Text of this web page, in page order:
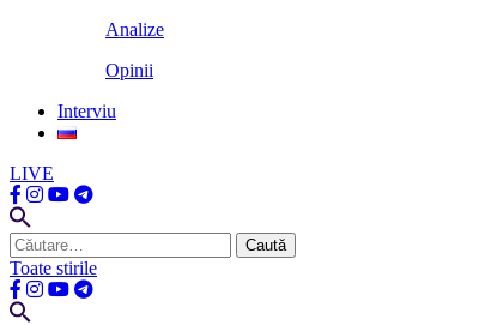
Analize
Opinii
Interviu
LIVE
Caută
după:
Toate stirile